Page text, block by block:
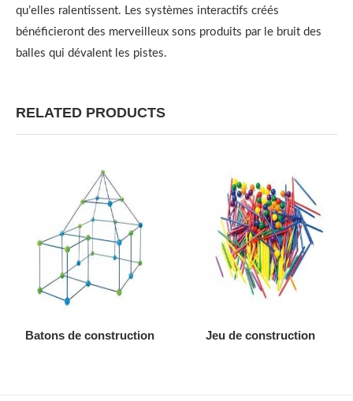
qu’elles ralentissent. Les systèmes interactifs créés
bénéficieront des merveilleux sons produits par le bruit des
balles qui dévalent les pistes.
RELATED PRODUCTS
AJOUTER AU DEVIS
Batons de construction AJOUTER AU DEVIS
Jeu de construction